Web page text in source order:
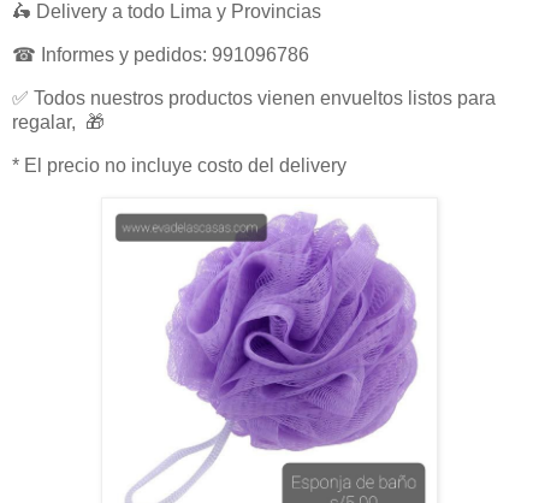
🛵 Delivery a todo Lima y Provincias
☎ Informes y pedidos: 991096786
✅ Todos nuestros productos vienen envueltos listos para
regalar, 🎁
* El precio no incluye costo del delivery